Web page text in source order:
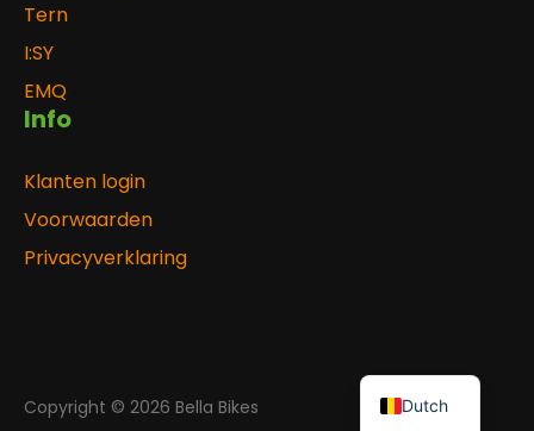
Tern
I:SY
EMQ
Info
Klanten login
Voorwaarden
Privacyverklaring
Copyright © 2026 Bella Bikes Dutch